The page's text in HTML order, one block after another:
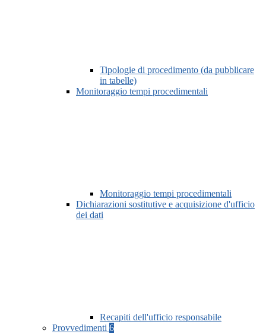
Tipologie di procedimento (da pubblicare
in tabelle)
Monitoraggio tempi procedimentali
Monitoraggio tempi procedimentali
Dichiarazioni sostitutive e acquisizione d'ufficio
dei dati
Recapiti dell'ufficio responsabile
Provvedimenti 6